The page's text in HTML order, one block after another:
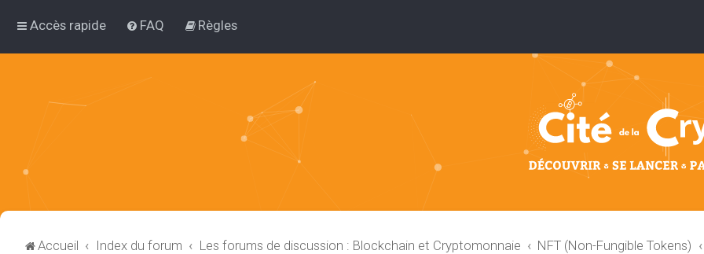
Accès rapide FAQ Règles
Accueil Index du forum Les forums de discussion : Blockchain et Cryptomonnaie NFT (Non-Fungible Tokens)